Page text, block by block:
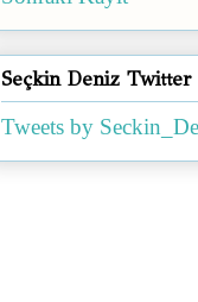
Seçkin Deniz Twitter
Tweets by